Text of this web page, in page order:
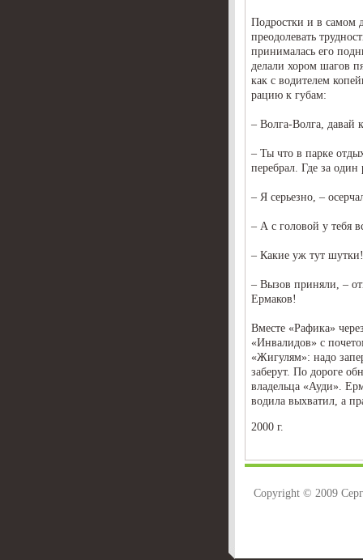
Подростки и в самом
преодолевать
принималась его
делали хором шагов
как с водителем
рацию к губам:
– Волга-Волга, давай
– Ты что в парке
перебрал. Где за
– Я серьезно, –
– А с головой у тебя
– Какие уж тут шутки!
– Вызов приняли, –
Ермаков!
Вместе «Рафика»
«Инвалидов» с
«Жигулям»: надо
заберут. По дороге
владельца «Ауди».
водила выхватил, а
2000 г.
Copyright © 2009